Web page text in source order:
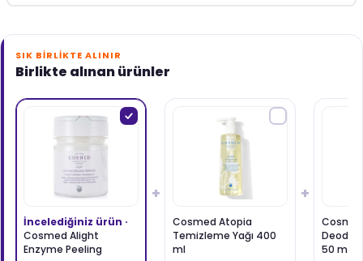
SIK BIRLIKTE ALINIR
Birlikte alınan ürünler
İncelediğiniz ürün ·
Cosmed Alight
Enzyme Peeling
+
Cosmed Atopia
Temizleme Yağı 400
ml
+
50 ml